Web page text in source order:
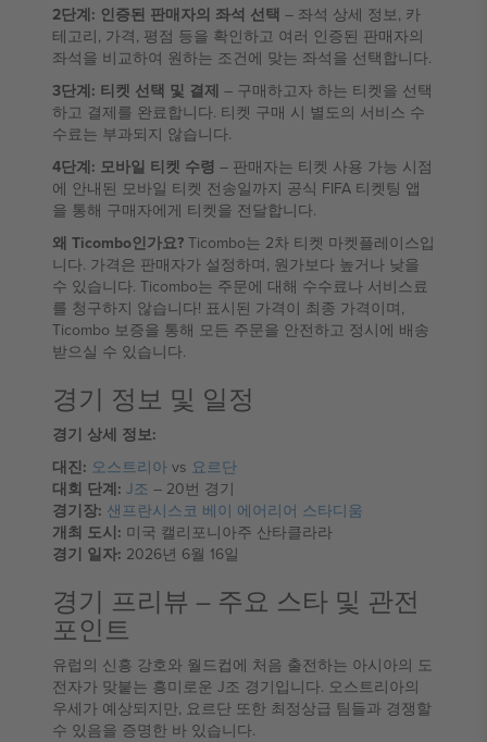
2단계: 인증된 판매자의 좌석 선택 – 좌석 상세 정보, 카
테고리, 가격, 평점 등을 확인하고 여러 인증된 판매자의
좌석을 비교하여 원하는 조건에 맞는 좌석을 선택합니다.
3단계: 티켓 선택 및 결제 – 구매하고자 하는 티켓을 선택
하고 결제를 완료합니다. 티켓 구매 시 별도의 서비스 수
수료는 부과되지 않습니다.
4단계: 모바일 티켓 수령 – 판매자는 티켓 사용 가능 시점
에 안내된 모바일 티켓 전송일까지 공식 FIFA 티켓팅 앱
을 통해 구매자에게 티켓을 전달합니다.
왜 Ticombo인가요? Ticombo는 2차 티켓 마켓플레이스입
니다. 가격은 판매자가 설정하며, 원가보다 높거나 낮을
수 있습니다. Ticombo는 주문에 대해 수수료나 서비스료
를 청구하지 않습니다! 표시된 가격이 최종 가격이며,
Ticombo 보증을 통해 모든 주문을 안전하고 정시에 배송
받으실 수 있습니다.
경기 정보 및 일정
경기 상세 정보:
대진: 오스트리아 vs 요르단
대회 단계: J조 – 20번 경기
경기장: 샌프란시스코 베이 에어리어 스타디움
개최 도시: 미국 캘리포니아주 산타클라라
경기 일자: 2026년 6월 16일
경기 프리뷰 – 주요 스타 및 관전
포인트
유럽의 신흥 강호와 월드컵에 처음 출전하는 아시아의 도
전자가 맞붙는 흥미로운 J조 경기입니다. 오스트리아의
우세가 예상되지만, 요르단 또한 최정상급 팀들과 경쟁할
수 있음을 증명한 바 있습니다.